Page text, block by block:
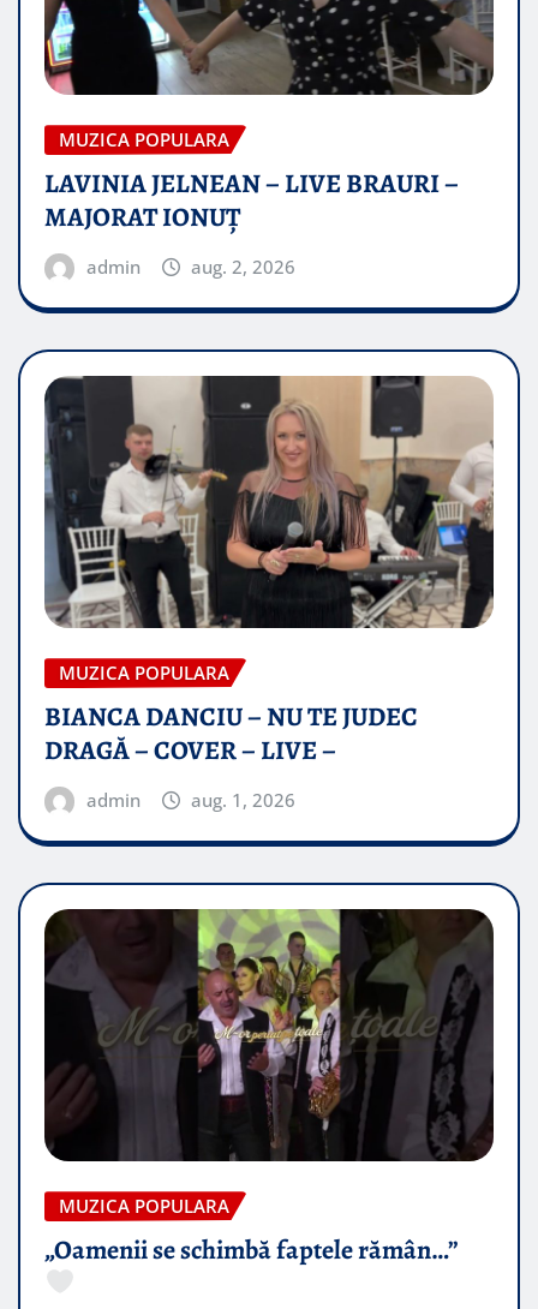
MUZICA POPULARA
LAVINIA JELNEAN – LIVE BRAURI –
MAJORAT IONUŢ
admin aug. 2, 2026
MUZICA POPULARA
BIANCA DANCIU – NU TE JUDEC
DRAGĂ – COVER – LIVE –
admin aug. 1, 2026
MUZICA POPULARA
„Oamenii se schimbă faptele rămân…”